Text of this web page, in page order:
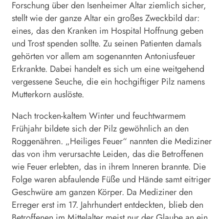
Forschung über den Isenheimer Altar ziemlich sicher,
stellt wie der ganze Altar ein großes Zweckbild dar:
eines, das den Kranken im Hospital Hoffnung geben
und Trost spenden sollte. Zu seinen Patienten damals
gehörten vor allem am sogenannten Antonius­feuer
Erkrankte. Dabei handelt es sich um eine weitgehend
vergessene Seuche, die ein hochgiftiger Pilz namens
Mutterkorn auslöste.
Nach trocken-kaltem Winter und feuchtwarmem
Frühjahr bildete sich der Pilz gewöhnlich an den
Roggen­ähren. „Heiliges Feuer“ nannten die Mediziner
das von ihm verursachte Leiden, das die Betroffenen
wie Feuer erlebten, das in ihrem Inneren brannte. Die
Folge waren abfaulende Füße und Hände samt eitriger
Geschwüre am ganzen Körper. Da Mediziner den
Erreger erst im 17. Jahrhundert entdeckten, blieb den